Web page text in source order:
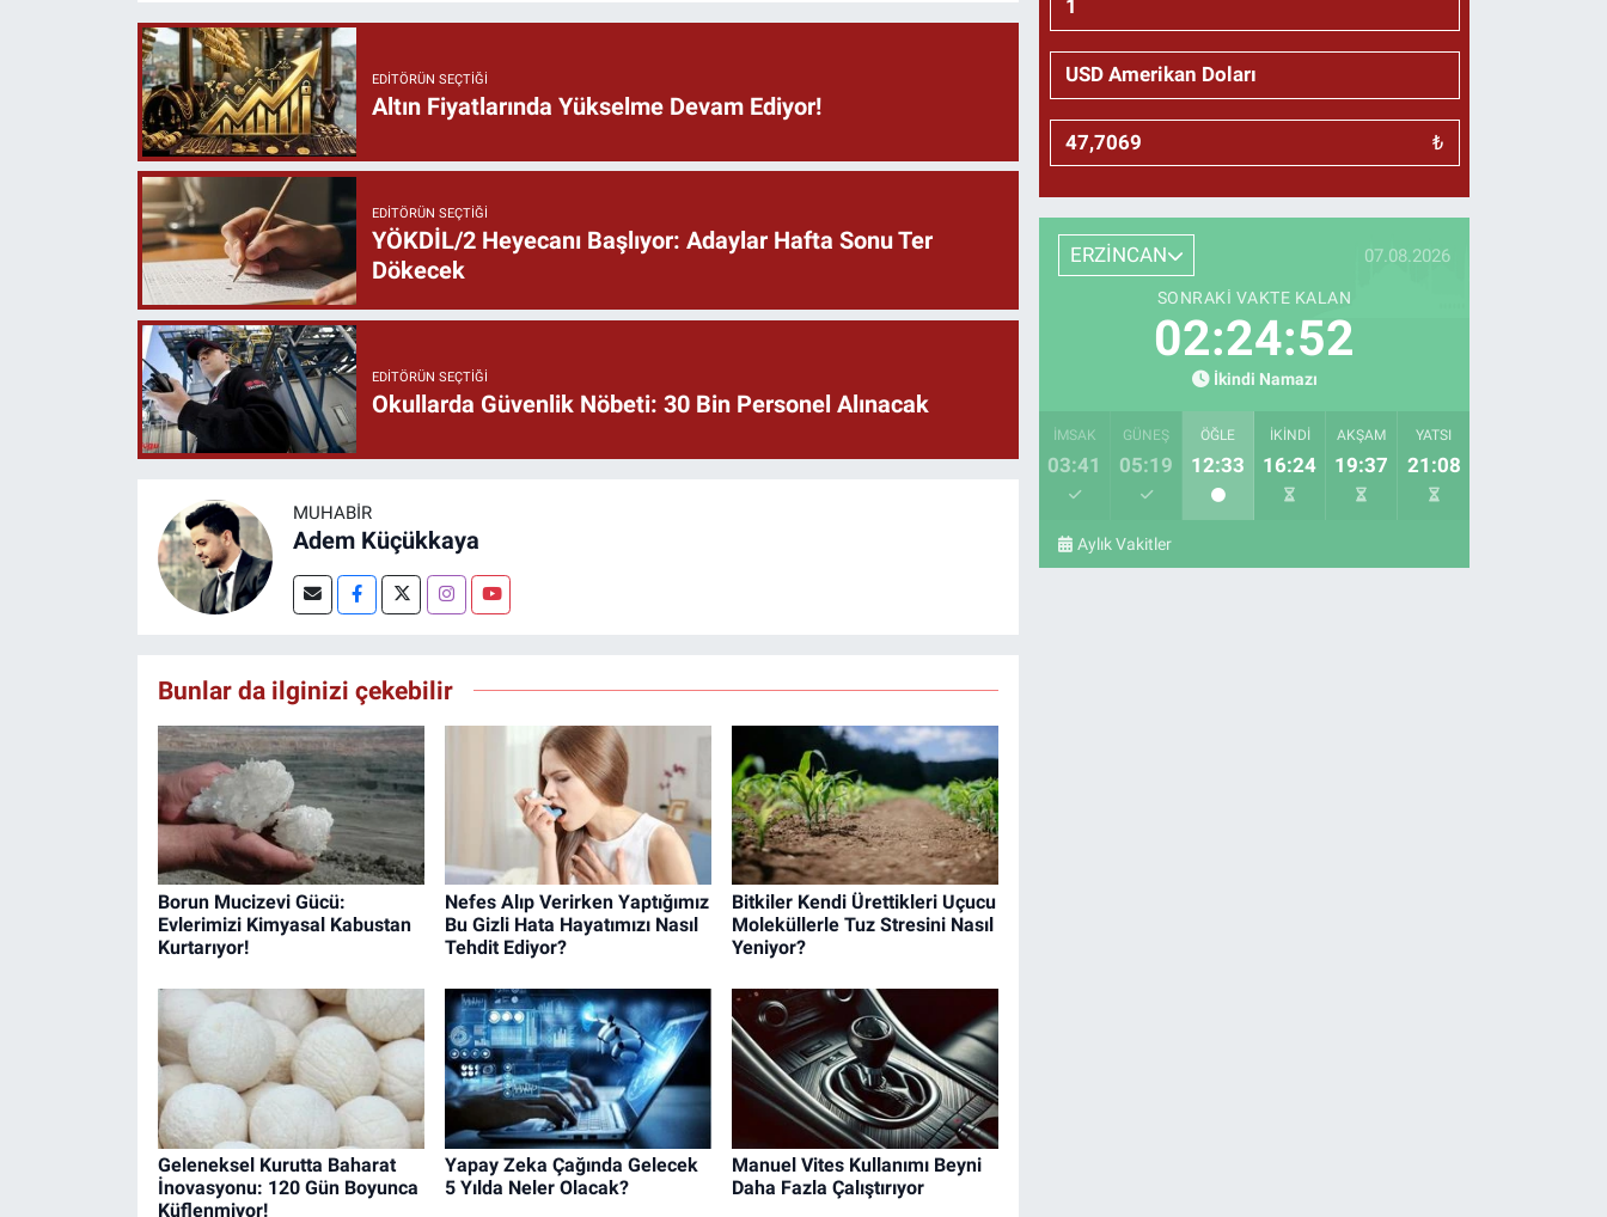
EDITÖRÜN SEÇTIĞI
Altın Fiyatlarında Yükselme Devam Ediyor!
EDITÖRÜN SEÇTIĞI
YÖKDİL/2 Heyecanı Başlıyor: Adaylar Hafta Sonu Ter
Dökecek
EDITÖRÜN SEÇTIĞI
Okullarda Güvenlik Nöbeti: 30 Bin Personel Alınacak
MUHABIR
Adem Küçükkaya
Bunlar da ilginizi çekebilir
Borun Mucizevi Gücü:
Evlerimizi Kimyasal Kabustan
Kurtarıyor!
Nefes Alıp Verirken Yaptığımız
Bu Gizli Hata Hayatımızı Nasıl
Tehdit Ediyor?
Bitkiler Kendi Ürettikleri Uçucu
Moleküllerle Tuz Stresini Nasıl
Yeniyor?
Geleneksel Kurutta Baharat
İnovasyonu: 120 Gün Boyunca
Küflenmiyor!
Yapay Zeka Çağında Gelecek
5 Yılda Neler Olacak?
Manuel Vites Kullanımı Beyni
Daha Fazla Çalıştırıyor
₺
ERZİNCAN 07.08.2026
SONRAKI VAKTE KALAN
02:24:51
İkindi Namazı
İMSAK
03:41
GÜNEŞ
05:19
ÖĞLE
12:33
İKINDI
16:24
AKŞAM
19:37
YATSI
21:08
Aylık Vakitler